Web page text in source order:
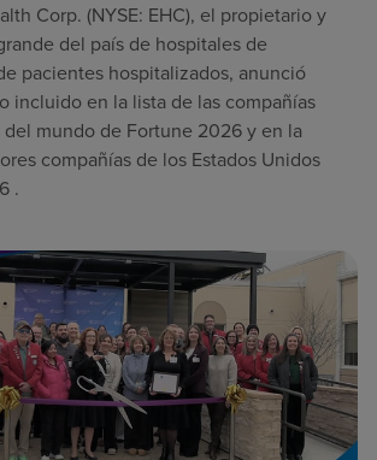
Corp. (NYSE: EHC), el propietario y
del país de hospitales de
pacientes hospitalizados, anunció
incluido en la lista de las compañías
del mundo de Fortune 2026 y en la
compañías de los Estados Unidos
.